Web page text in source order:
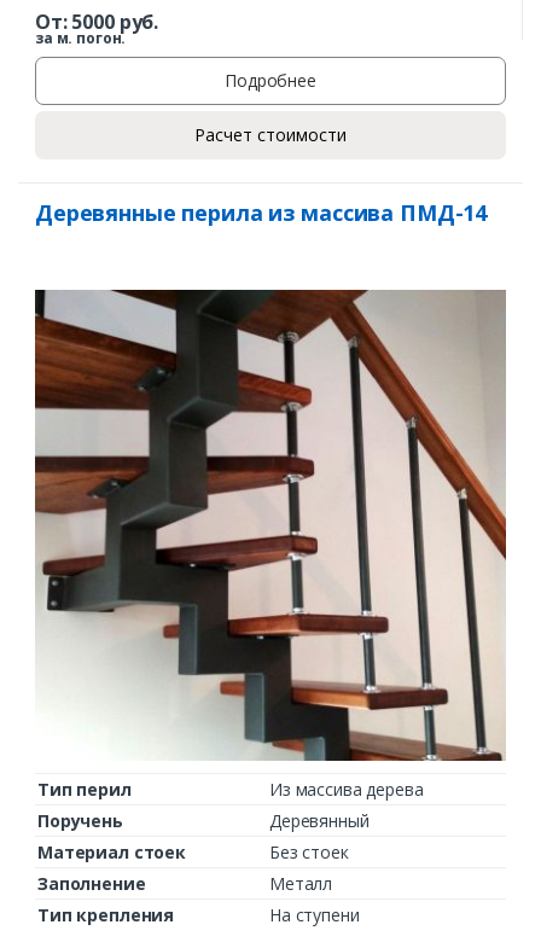
Ваше имя*
Ваш телефон*
Комментарий к заказу
От:5000руб.
за м. погон.
Подробнее
Расчет стоимости
Деревянные перила из массива ПМД-14
Тип перил
Из массива дерева
Поручень
Деревянный
Материал стоек
Без стоек
Заполнение
Металл
Тип крепления
На ступени